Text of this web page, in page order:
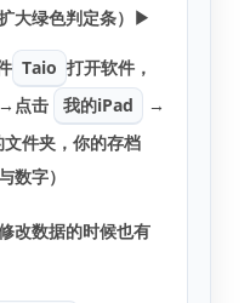
大绿色判定条） ▶
Taio 打开软件，
→点击 我的iPad
→
文件夹，你的存档
数字）
改数据的时候也有